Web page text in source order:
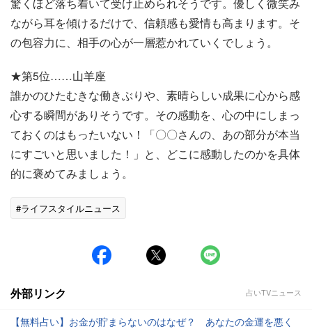
ながら耳を傾けるだけで、信頼感も愛情も高まります。そ
の包容力に、相手の心が一層惹かれていくでしょう。
★第5位……山羊座
誰かのひたむきな働きぶりや、素晴らしい成果に心から感
心する瞬間がありそうです。その感動を、心の中にしまっ
ておくのはもったいない！「〇〇さんの、あの部分が本当
にすごいと思いました！」と、どこに感動したのかを具体
的に褒めてみましょう。
#ライフスタイルニュース
外部リンク 占いTVニュース
【無料占い】お金が貯まらないのはなぜ？ あなたの金運を悪く